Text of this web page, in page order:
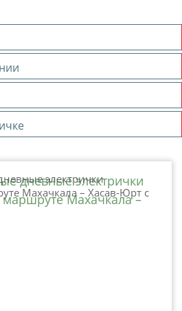
дневные электрички
Махачкала –